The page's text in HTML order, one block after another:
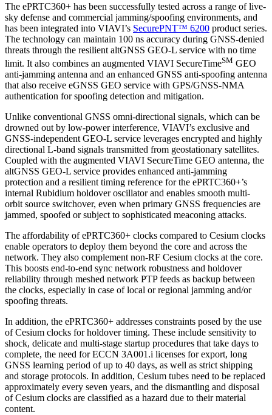
The ePRTC360+ has been successfully tested across a range of live-
sky defense and commercial jamming/spoofing environments, and
has been integrated into VIAVI’s SecurePNT™ 6200 product series.
The technology can maintain 100 ns accuracy during GNSS-denied
threats through the resilient altGNSS GEO-L service with no time
limit. It also combines an augmented VIAVI SecureTimeSM GEO
anti-jamming antenna and an enhanced GNSS anti-spoofing antenna
that also receive eGNSS GEO service with GPS/GNSS-NMA
authentication for spoofing detection and mitigation.
Unlike conventional GNSS omni-directional signals, which can be
drowned out by low-power interference, VIAVI’s exclusive and
GNSS-independent GEO-L service leverages encrypted and highly
directional L-band signals transmitted from geostationary satellites.
Coupled with the augmented VIAVI SecureTime GEO antenna, the
altGNSS GEO-L service provides enhanced anti-jamming
protection and a resilient timing reference for the ePRTC360+’s
internal Rubidium holdover oscillator and enables smooth multi-
orbit source switchover, even when primary GNSS frequencies are
jammed, spoofed or subject to sophisticated meaconing attacks.
The affordability of ePRTC360+ clocks compared to Cesium clocks
enable operators to deploy them beyond the core and across the
network. They also complement non-RF Cesium clocks at the core.
This boosts end-to-end sync network robustness and holdover
reliability through meshed network PTP feeds as backup between
the clocks, especially in case of local or regional jamming and/or
spoofing threats.
In addition, the ePRTC360+ addresses constraints posed by the use
of Cesium clocks for holdover timing. These include sensitivity to
shock, delicate and multi-stage startup procedures that take days to
complete, the need for ECCN 3A001.i licenses for export, long
GNSS learning period of up to 40 days, as well as strict shipping
and storage protocols. In addition, Cesium tubes need to be replaced
approximately every seven years, and the dismantling and disposal
of Cesium clocks are classified as a hazard due to their material
content.